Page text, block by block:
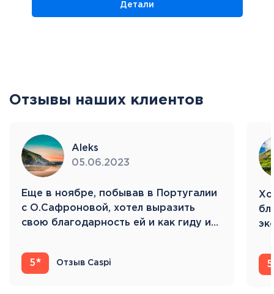
поясов, приземлимся в столице Аргентины
Детали
Отзывы наших клиентов
Aleks
05.06.2023
Eще в ноябре, побывав в Португалии
с О.Сафроновой, хотел выразить
свою благодарность ей и как гиду и…
5 Отзыв Caspi 5